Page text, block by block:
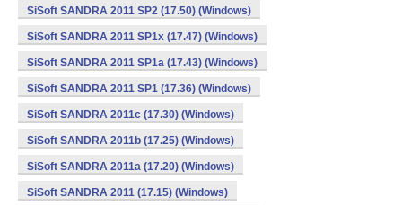
SiSoft SANDRA 2011 SP2 (17.50) (Windows)
SiSoft SANDRA 2011 SP1x (17.47) (Windows)
SiSoft SANDRA 2011 SP1a (17.43) (Windows)
SiSoft SANDRA 2011 SP1 (17.36) (Windows)
SiSoft SANDRA 2011c (17.30) (Windows)
SiSoft SANDRA 2011b (17.25) (Windows)
SiSoft SANDRA 2011a (17.20) (Windows)
SiSoft SANDRA 2011 (17.15) (Windows)